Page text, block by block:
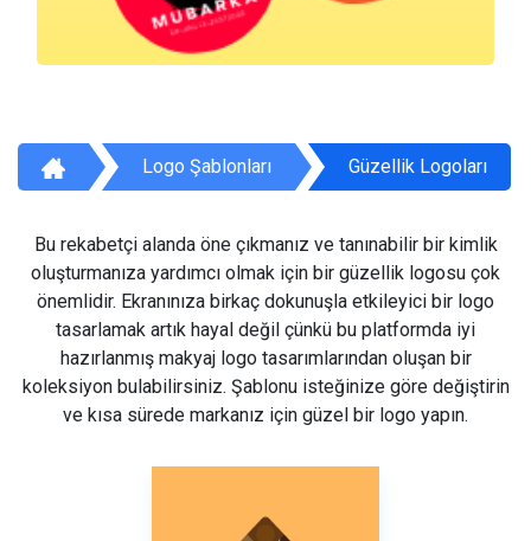
Logo Şablonları Güzellik Logoları
Bu rekabetçi alanda öne çıkmanız ve tanınabilir bir kimlik
oluşturmanıza yardımcı olmak için bir güzellik logosu çok
önemlidir. Ekranınıza birkaç dokunuşla etkileyici bir logo
tasarlamak artık hayal değil çünkü bu platformda iyi
hazırlanmış makyaj logo tasarımlarından oluşan bir
koleksiyon bulabilirsiniz. Şablonu isteğinize göre değiştirin
ve kısa sürede markanız için güzel bir logo yapın.